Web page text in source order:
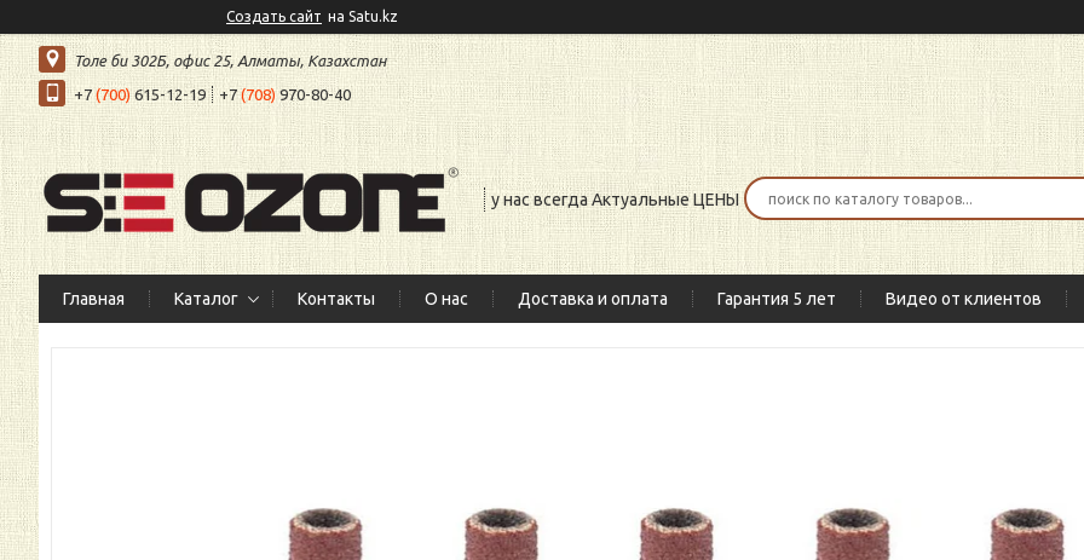
Создать сайт на Satu.kz
Толе би 302Б, офис 25, Алматы, Казахстан
+7 (700)615-12-19 +7(708) 970-80-40
у нас всегда Актуальные ЦЕНЫ
Главная Каталог Контакты О нас Доставка и оплата Гарантия 5 лет Видео от клиентов